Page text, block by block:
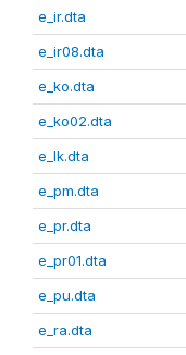
e_ir.dta
e_ir08.dta
e_ko.dta
e_ko02.dta
e_lk.dta
e_pm.dta
e_pr.dta
e_pr01.dta
e_pu.dta
e_ra.dta